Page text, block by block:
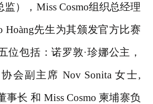
监），Miss Cosmo组织总经理
Hoàng先生为其颁发官方比赛
位包括：诺罗敦·珍娜公主，
会副主席 Nov Sonita 女士,
事长 和 Miss Cosmo 柬埔寨负